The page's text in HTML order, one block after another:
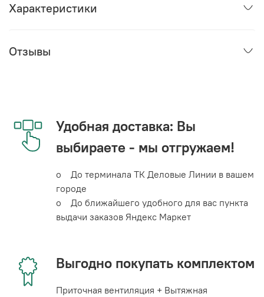
Характеристики
Отзывы
Удобная доставка: Вы
выбираете - мы отгружаем!
o До терминала ТК Деловые Линии в вашем
городе
o До ближайшего удобного для вас пункта
выдачи заказов Яндекс Маркет
Выгодно покупать комплектом
Приточная вентиляция + Вытяжная